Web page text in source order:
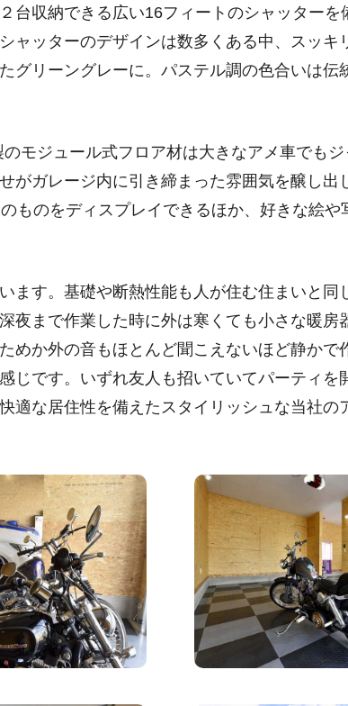
台収納できる広い16フィートのシャッターを
ャッターのデザインは数多くある中、スッキ
グリーングレーに。パステル調の色合いは伝
モジュール式フロア材は大きなアメ車でも
がガレージ内に引き締まった雰囲気を醸し出
ものをディスプレイできるほか、好きな絵や
ます。基礎や断熱性能も人が住む住まいと同
夜まで作業した時に外は寒くても小さな暖房
か外の音もほとんど聞こえないほど静かで
じです。いずれ友人も招いていてパーティを
適な居住性を備えたスタイリッシュな当社の